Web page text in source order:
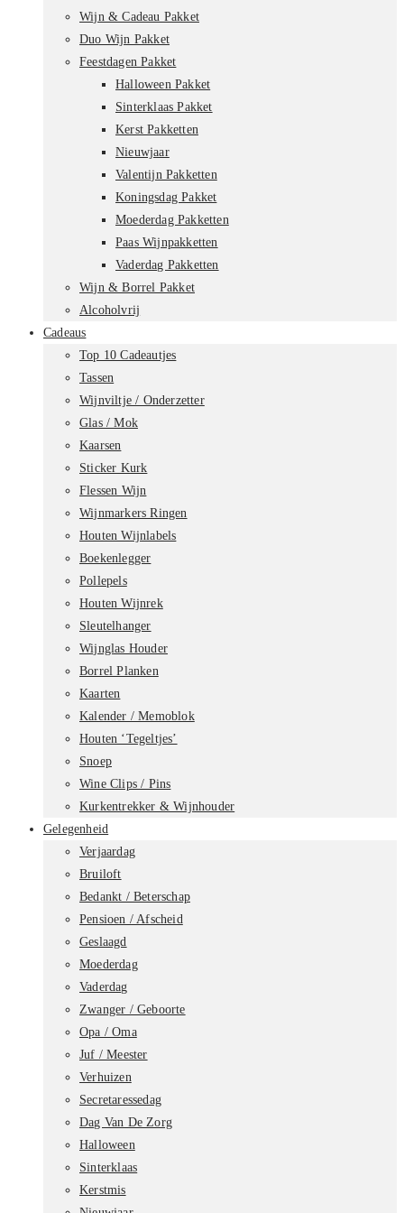
Wijn & Cadeau Pakket
Duo Wijn Pakket
Feestdagen Pakket
Halloween Pakket
Sinterklaas Pakket
Kerst Pakketten
Nieuwjaar
Valentijn Pakketten
Koningsdag Pakket
Moederdag Pakketten
Paas Wijnpakketten
Vaderdag Pakketten
Wijn & Borrel Pakket
Alcoholvrij
Cadeaus
Top 10 Cadeautjes
Tassen
Wijnviltje / Onderzetter
Glas / Mok
Kaarsen
Sticker Kurk
Flessen Wijn
Wijnmarkers Ringen
Houten Wijnlabels
Boekenlegger
Pollepels
Houten Wijnrek
Sleutelhanger
Wijnglas Houder
Borrel Planken
Kaarten
Kalender / Memoblok
Houten ‘Tegeltjes’
Snoep
Wine Clips / Pins
Kurkentrekker & Wijnhouder
Gelegenheid
Verjaardag
Bruiloft
Bedankt / Beterschap
Pensioen / Afscheid
Geslaagd
Moederdag
Vaderdag
Zwanger / Geboorte
Opa / Oma
Juf / Meester
Verhuizen
Secretaressedag
Dag Van De Zorg
Halloween
Sinterklaas
Kerstmis